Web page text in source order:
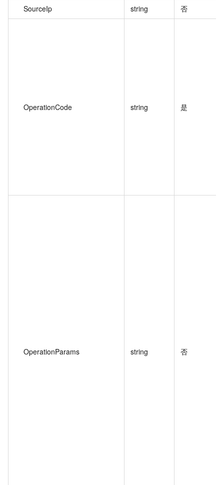
SourceIp string 否
OperationCode string 是
OperationParams string 否